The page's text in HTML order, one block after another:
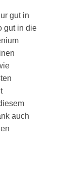
gut in
gut in die
auch